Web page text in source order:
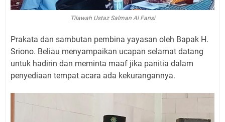
Tilawah Ustaz Salman Al Farisi
Prakata dan sambutan pembina yayasan oleh Bapak H.
Sriono. Beliau menyampaikan ucapan selamat datang
untuk hadirin dan meminta maaf jika panitia dalam
penyediaan tempat acara ada kekurangannya.